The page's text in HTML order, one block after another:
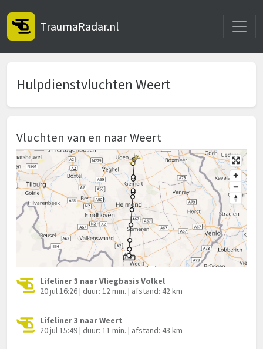
TraumaRadar.nl
Hulpdienstvluchten Weert
Vluchten van en naar Weert
Lifeliner 3 naar Vliegbasis Volkel
20 jul 16:26 | duur: 12 min. | afstand: 42 km
Lifeliner 3 naar Weert
20 jul 15:49 | duur: 11 min. | afstand: 43 km